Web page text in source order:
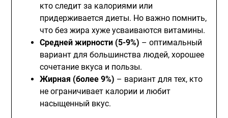
кто следит за калориями или
придерживается диеты. Но важно помнить,
что без жира хуже усваиваются витамины.
Средней жирности (5-9%) – оптимальный
вариант для большинства людей, хорошее
сочетание вкуса и пользы.
Жирная (более 9%) – вариант для тех, кто
не ограничивает калории и любит
насыщенный вкус.